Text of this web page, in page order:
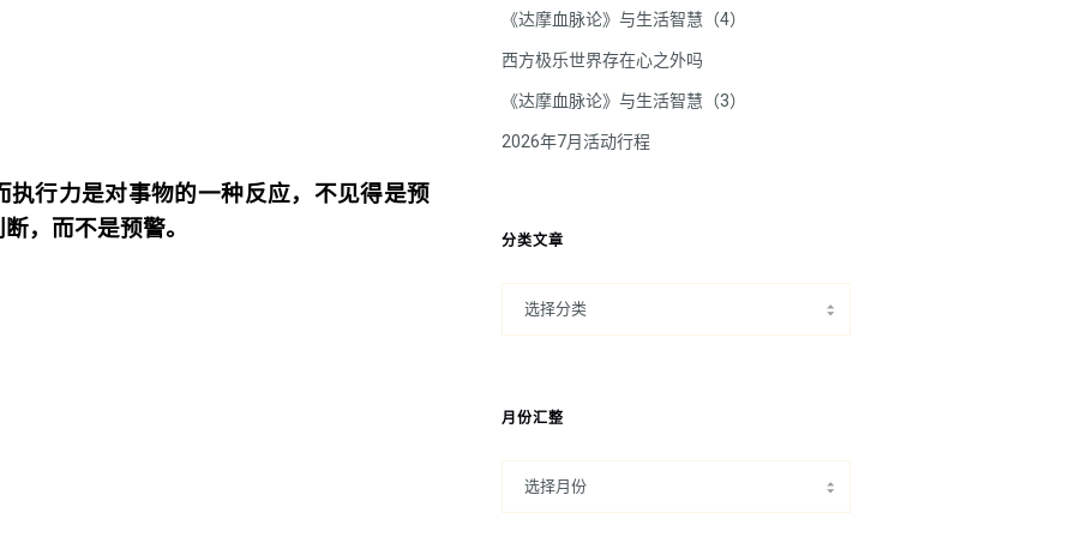
行力是对事物的一种反应，不见得是预
，而不是预警。
《达摩血脉论》与生活智慧（4）
西方极乐世界存在心之外吗
《达摩血脉论》与生活智慧（3）
2026年7月活动行程
分类文章
月份汇整